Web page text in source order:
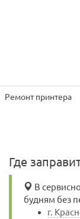
Ремонт принтера
Где
В
будням без
г.